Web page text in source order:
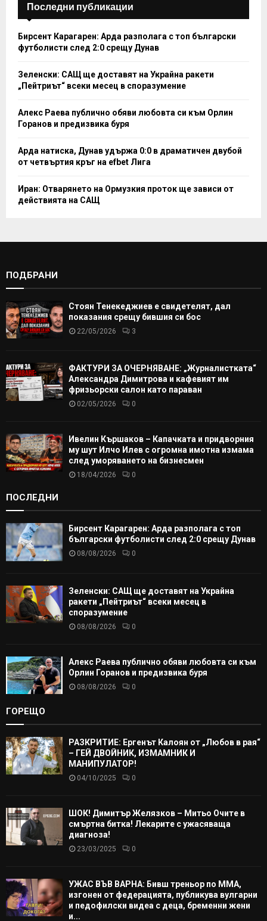
Последни публикации
Бирсент Карагарен: Арда разполага с топ български
футболисти след 2:0 срещу Дунав
Зеленски: САЩ ще доставят на Украйна ракети
„Пейтриът“ всеки месец в споразумение
Алекс Раева публично обяви любовта си към Орлин
Горанов и предизвика буря
Арда натиска, Дунав удържа 0:0 в драматичен двубой
от четвъртия кръг на efbet Лига
Иран: Отварянето на Ормузкия проток ще зависи от
действията на САЩ
ПОДБРАНИ
Стоян Тенекеджиев е свидетелят, дал
показания срещу бившия си бос
22/05/2026 3
ФАКТУРИ ЗА ОЧЕРНЯВАНЕ: „Журналистката“
Александра Димитрова и кафевият им
фризьорски салон като параван
02/05/2026 0
Ивелин Кършаков – Капачката и придворния
му шут Илчо Илев с огромна имотна измама
след уморяването на бизнесмен
18/04/2026 0
ПОСЛЕДНИ
Бирсент Карагарен: Арда разполага с топ
български футболисти след 2:0 срещу Дунав
08/08/2026 0
Зеленски: САЩ ще доставят на Украйна
ракети „Пейтриът“ всеки месец в
споразумение
08/08/2026 0
Алекс Раева публично обяви любовта си към
Орлин Горанов и предизвика буря
08/08/2026 0
ГОРЕЩО
РАЗКРИТИЕ: Ергенът Калоян от „Любов в рая“
– ГЕЙ ДВОЙНИК, ИЗМАМНИК И
МАНИПУЛАТОР!
04/10/2025 0
ШОК! Димитър Желязков – Митьо Очите в
смъртна битка! Лекарите с ужасяваща
диагноза!
23/03/2025 0
УЖАС ВЪВ ВАРНА: Бивш треньор по ММА,
изгонен от федерацията, публикува вулгарни
и педофилски видеа с деца, бременни жени
и...